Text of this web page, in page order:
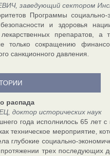
заведующий сектором
Программы социально-
безопасности и здоровья
лекарственных препаратов,
только сокращению
санкционного давления.
распада
доктор исторических наук
года исполнилось 65
техническое мероприятие,
глубокие социально-
протяжении трех последующих